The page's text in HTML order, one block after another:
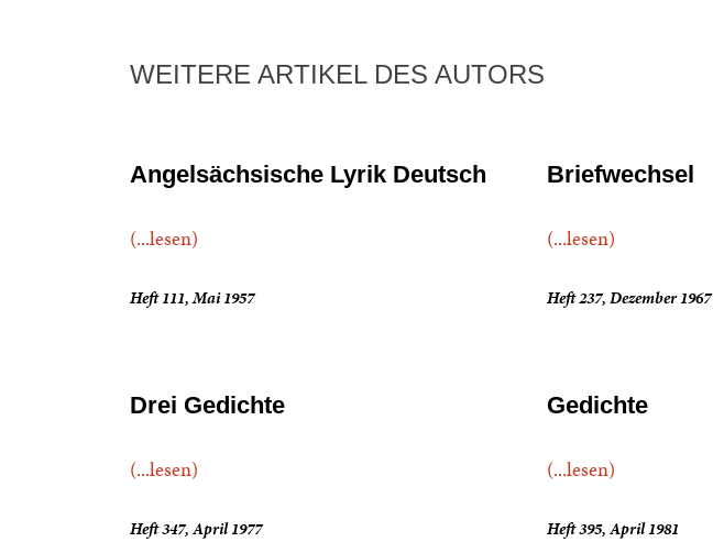
WEITERE ARTIKEL DES AUTORS
Angelsächsische Lyrik Deutsch
(...lesen)
Heft 111, Mai 1957
Briefwechsel
(...lesen)
Heft 237, Dezember 1967
Drei Gedichte
(...lesen)
Heft 347, April 1977
Gedichte
(...lesen)
Heft 395, April 1981